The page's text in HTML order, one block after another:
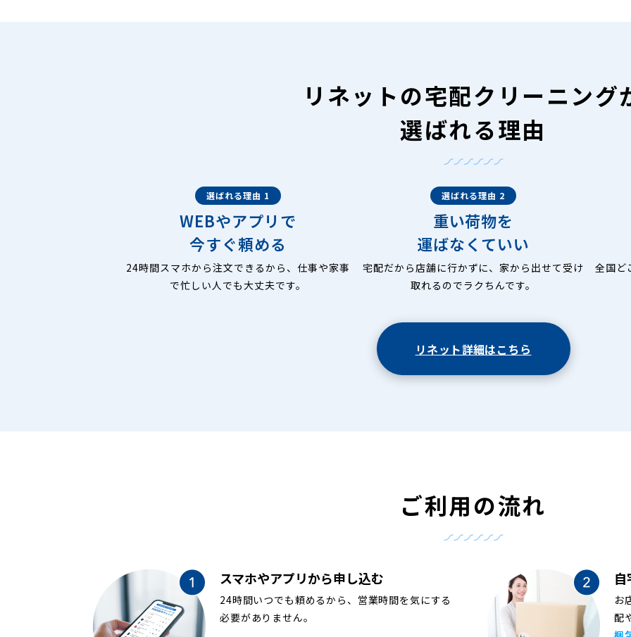
リネットの宅配クリーニング
選ばれる理由
選ばれる理由 1
WEBやアプリで
今すぐ頼める
24時間スマホから注文できるから、仕事や家事
で忙しい人でも大丈夫です。
選ばれる理由 2
重い荷物を
運ばなくていい
宅配だから店舗に行かずに、家から出せて受け
取れるのでラクちんです。
全国ど
リネット詳細はこちら
ご利用の流れ
スマホやアプリから申し込む
24時間いつでも頼めるから、営業時間を気にする
必要がありません。
お
配